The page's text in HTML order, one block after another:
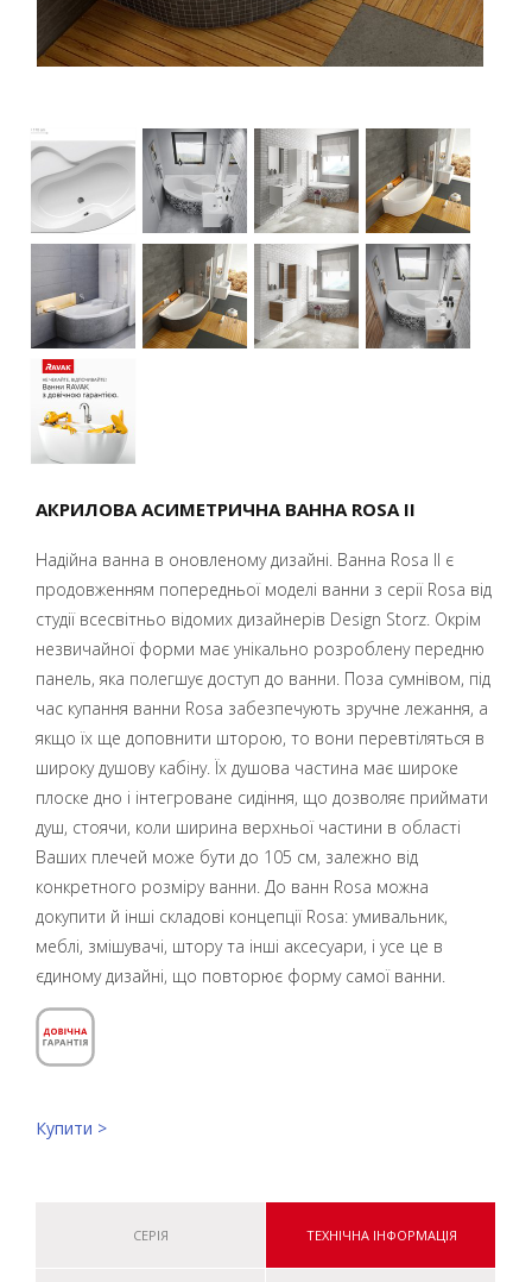
АКРИЛОВА АСИМЕТРИЧНА ВАННА ROSA II
Надійна ванна в оновленому дизайні. Ванна Rosa II є
продовженням попередньої моделі ванни з серії Rosa від
студії всесвітньо відомих дизайнерів Design Storz. Окрім
незвичайної форми має унікально розроблену передню
панель, яка полегшує доступ до ванни. Поза сумнівом, під
час купання ванни Rosa забезпечують зручне лежання, а
якщо їх ще доповнити шторою, то вони перевтіляться в
широку душову кабіну. Їх душова частина має широке
плоске дно і інтегроване сидіння, що дозволяє приймати
душ, стоячи, коли ширина верхньої частини в області
Ваших плечей може бути до 105 см, залежно від
конкретного розміру ванни. До ванн Rosa можна
докупити й інші складові концепції Rosa: умивальник,
меблі, змішувачі, штору та інші аксесуари, і усе це в
єдиному дизайні, що повторює форму самої ванни.
Купити >
СЕРІЯ ТЕХНІЧНА ІНФОРМАЦІЯ